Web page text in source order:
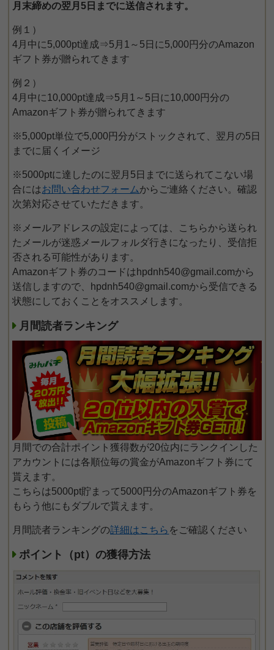
月末締めの翌月5日までに送信されます。
例１）
4月中に5,000pt達成⇒5月1～5日に5,000円分のAmazon
ギフト券が贈られてきます
例２）
4月中に10,000pt達成⇒5月1～5日に10,000円分の
Amazonギフト券が贈られてきます
※5,000pt単位で5,000円分がストックされて、翌月の5日
までに届くイメージ
※5000ptに達したのに翌月5日までに送られてこない場
合にはお問い合わせフォームからご連絡ください。確認
次第対応させていただきます。
※メールアドレスの設定によっては、こちらから送られ
たメールが迷惑メールフォルダ行きになったり、受信拒
否される可能性があります。
Amazonギフト券のコードはhpdnh540@gmail.comから
送信しますので、hpdnh540@gmail.comから受信できる
状態にしておくことをオススメします。
月間読者ランキング
月間での合計ポイント獲得数が20位内にランクインした
アカウントには各順位毎の賞金がAmazonギフト券にて
貰えます。
こちらは5000pt貯まって5000円分のAmazonギフト券を
もらう他にもダブルで貰えます。
月間読者ランキングの詳細はこちら をご確認ください
ポイント（pt）の獲得方法